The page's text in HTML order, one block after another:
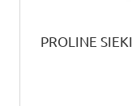
PROLINE